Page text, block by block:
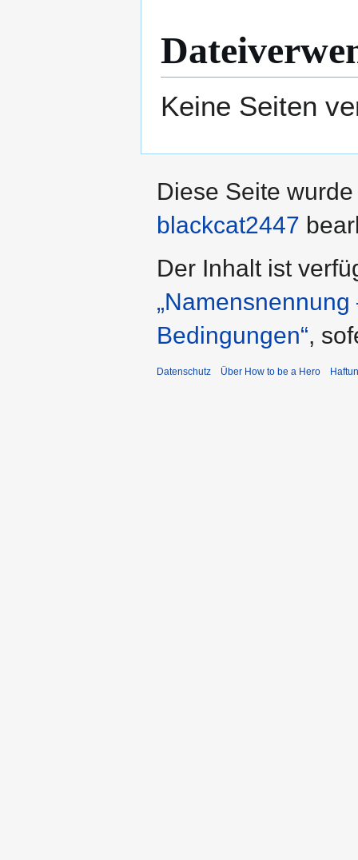
Keine Seiten
Diese Seite
blackcat2447
Der Inhalt ist
Bedingungen“,
Datenschutz Über How to be a Hero